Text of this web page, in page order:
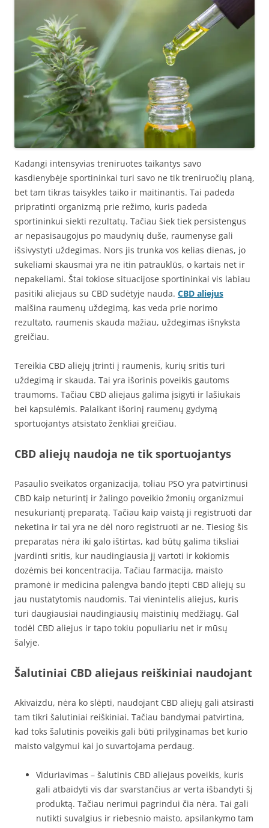
Kadangi intensyvias treniruotes taikantys savo
kasdienybėje sportininkai turi savo ne tik treniruočių planą,
bet tam tikras taisykles taiko ir maitinantis. Tai padeda
pripratinti organizmą prie režimo, kuris padeda
sportininkui siekti rezultatų. Tačiau šiek tiek persistengus
ar nepasisaugojus po maudynių duše, raumenyse gali
išsivystyti uždegimas. Nors jis trunka vos kelias dienas, jo
sukeliami skausmai yra ne itin patrauklūs, o kartais net ir
nepakeliami. Štai tokiose situacijose sportininkai vis labiau
pasitiki aliejaus su CBD sudėtyje nauda. CBD aliejus
malšina raumenų uždegimą, kas veda prie norimo
rezultato, raumenis skauda mažiau, uždegimas išnyksta
greičiau.
Tereikia CBD aliejų įtrinti į raumenis, kurių sritis turi
uždegimą ir skauda. Tai yra išorinis poveikis gautoms
traumoms. Tačiau CBD aliejaus galima įsigyti ir lašiukais
bei kapsulėmis. Palaikant išorinį raumenų gydymą
sportuojantys atsistato ženkliai greičiau.
CBD aliejų naudoja ne tik sportuojantys
Pasaulio sveikatos organizacija, toliau PSO yra patvirtinusi
CBD kaip neturintį ir žalingo poveikio žmonių organizmui
nesukuriantį preparatą. Tačiau kaip vaistą ji registruoti dar
neketina ir tai yra ne dėl noro registruoti ar ne. Tiesiog šis
preparatas nėra iki galo ištirtas, kad būtų galima tiksliai
įvardinti sritis, kur naudingiausia jį vartoti ir kokiomis
dozėmis bei koncentracija. Tačiau farmacija, maisto
pramonė ir medicina palengva bando įtepti CBD aliejų su
jau nustatytomis naudomis. Tai vienintelis aliejus, kuris
turi daugiausiai naudingiausių maistinių medžiagų. Gal
todėl CBD aliejus ir tapo tokiu populiariu net ir mūsų
šalyje.
Šalutiniai CBD aliejaus reiškiniai naudojant
Akivaizdu, nėra ko slėpti, naudojant CBD aliejų gali atsirasti
tam tikri šalutiniai reiškiniai. Tačiau bandymai patvirtina,
kad toks šalutinis poveikis gali būti prilyginamas bet kurio
maisto valgymui kai jo suvartojama perdaug.
Viduriavimas – šalutinis CBD aliejaus poveikis, kuris
gali atbaidyti vis dar svarstančius ar verta išbandyti šį
produktą. Tačiau nerimui pagrindui čia nėra. Tai gali
nutikti suvalgius ir riebesnio maisto, apsilankymo tam